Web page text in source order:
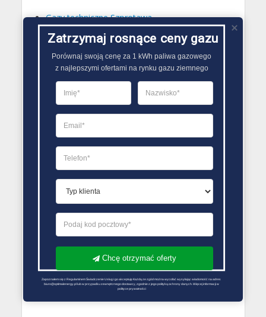
Gazy techniczne Szprotawa
Butle gazowe Szprotawa
Gaz płynny Szprotawa
LPG Szprotawa
Dostawcy gazu Szprotawa
PORÓWNYWARKA OFERT GAZU
Zatrzymaj rosnące ceny gazu
Porównaj swoją cenę za 1 kWh paliwa gazowego
z najlepszymi ofertami na rynku gazu ziemnego
Chcę otrzymać oferty
Zapoznałem się z Regulaminem Świadczenie Usług i go akceptuję Każdą ze zgód można wycofać wysyłając wiadomość na adres
biuro@optimalenergy.pl lub w przypadku zewnętrznego dostawcy, zgodnie z jego polityką ochrony danych. Więcej informacji w
polityce prywatności